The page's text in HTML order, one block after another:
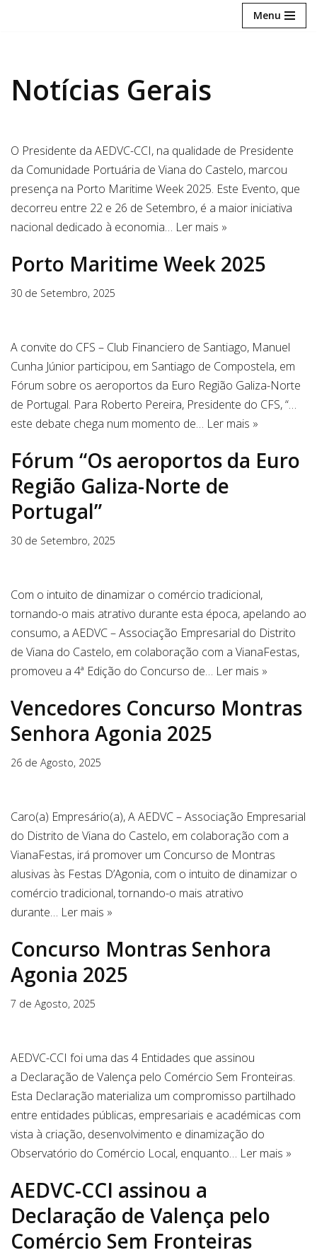
o
conteúdo
Menu
Notícias Gerais
O Presidente da AEDVC-CCI, na qualidade de Presidente
da Comunidade Portuária de Viana do Castelo, marcou
presença na Porto Maritime Week 2025. Este Evento, que
decorreu entre 22 e 26 de Setembro, é a maior iniciativa
nacional dedicado à economia… Ler mais »
Porto Maritime Week 2025
30 de Setembro, 2025
A convite do CFS – Club Financiero de Santiago, Manuel
Cunha Júnior participou, em Santiago de Compostela, em
Fórum sobre os aeroportos da Euro Região Galiza-Norte
de Portugal. Para Roberto Pereira, Presidente do CFS, “…
este debate chega num momento de… Ler mais »
Fórum “Os aeroportos da Euro
Região Galiza-Norte de
Portugal”
30 de Setembro, 2025
Com o intuito de dinamizar o comércio tradicional,
tornando-o mais atrativo durante esta época, apelando ao
consumo, a AEDVC – Associação Empresarial do Distrito
de Viana do Castelo, em colaboração com a VianaFestas,
promoveu a 4ª Edição do Concurso de… Ler mais »
Vencedores Concurso Montras
Senhora Agonia 2025
26 de Agosto, 2025
Caro(a) Empresário(a), A AEDVC – Associação Empresarial
do Distrito de Viana do Castelo, em colaboração com a
VianaFestas, irá promover um Concurso de Montras
alusivas às Festas D’Agonia, com o intuito de dinamizar o
comércio tradicional, tornando-o mais atrativo
durante… Ler mais »
Concurso Montras Senhora
Agonia 2025
7 de Agosto, 2025
AEDVC-CCI foi uma das 4 Entidades que assinou
a Declaração de Valença pelo Comércio Sem Fronteiras.
Esta Declaração materializa um compromisso partilhado
entre entidades públicas, empresariais e académicas com
vista à criação, desenvolvimento e dinamização do
Observatório do Comércio Local, enquanto… Ler mais »
AEDVC-CCI assinou a
Declaração de Valença pelo
Comércio Sem Fronteiras